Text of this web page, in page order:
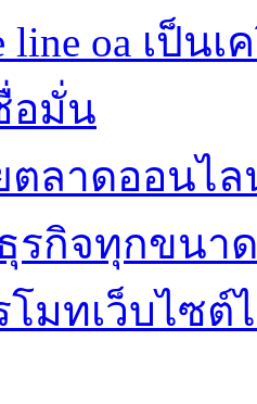
line oa เป็น
อมั่น
ตลาดออนไ
รกิจทุกขนาด
โมทเว็บไซต์